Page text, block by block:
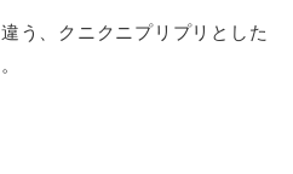
う、クニクニプリプリとした